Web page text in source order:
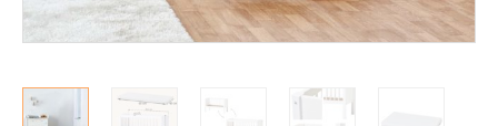
Ulkokalusteet
Valaisimet